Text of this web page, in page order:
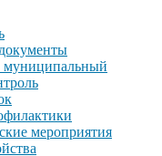
муниципальный
мероприятия